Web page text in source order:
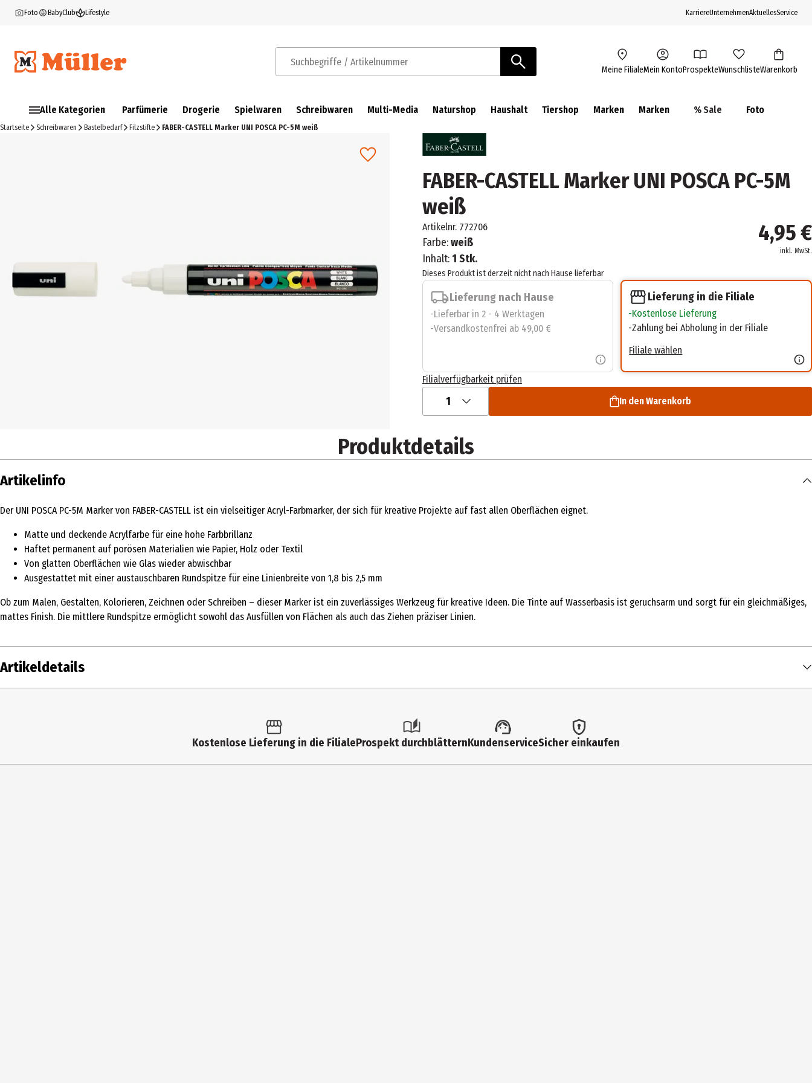
Foto BabyClub Lifestyle KarriereUnternehmenAktuellesService
Suchbegriffe / Artikelnummer Meine FilialeMein KontoProspekteWunschlisteWarenkorb
Alle Kategorien Parfümerie Drogerie Spielwaren Schreibwaren Multi-Media Naturshop Haushalt Tiershop Marken Marken % Sale Foto
Startseite Schreibwaren Bastelbedarf Filzstifte FABER-CASTELL Marker UNI POSCA PC-5M weiß
FABER-CASTELL Marker UNI POSCA PC-5M
weiß
Artikelnr. 772706
Farbe:weiß
Inhalt:1 Stk.
4,95 €
inkl. MwSt.
Dieses Produkt ist derzeit nicht nach Hause lieferbar
Lieferung nach Hause
Lieferbar in 2 - 4 Werktagen
Versandkostenfrei ab 49,00 €
Lieferung in die Filiale
Kostenlose Lieferung
Zahlung bei Abholung in der Filiale
Filiale wählen
Filialverfügbarkeit prüfen
1 In den Warenkorb
Produktdetails
Artikelinfo
Der UNI POSCA PC-5M Marker von FABER-CASTELL ist ein vielseitiger Acryl-Farbmarker, der sich für kreative Projekte auf fast allen Oberflächen eignet.
Matte und deckende Acrylfarbe für eine hohe Farbbrillanz
Haftet permanent auf porösen Materialien wie Papier, Holz oder Textil
Von glatten Oberflächen wie Glas wieder abwischbar
Ausgestattet mit einer austauschbaren Rundspitze für eine Linienbreite von 1,8 bis 2,5 mm
Ob zum Malen, Gestalten, Kolorieren, Zeichnen oder Schreiben – dieser Marker ist ein zuverlässiges Werkzeug für kreative Ideen. Die Tinte auf Wasserbasis ist geruchsarm und sorgt für ein gleichmäßiges,
mattes Finish. Die mittlere Rundspitze ermöglicht sowohl das Ausfüllen von Flächen als auch das Ziehen präziser Linien.
Artikeldetails
Kostenlose Lieferung in die FilialeProspekt durchblätternKundenserviceSicher einkaufen